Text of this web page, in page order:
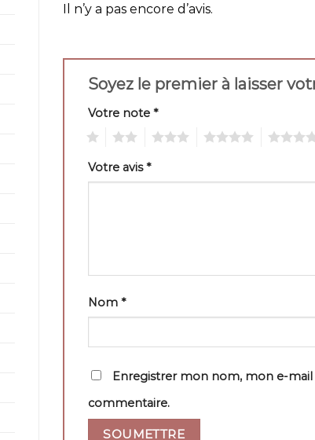
Il n’y a pas encore d’avis.
Soyez le premier à laisser
Votre note *
Votre avis*
Nom *
Enregistrer mon nom, mon e-
commentaire.